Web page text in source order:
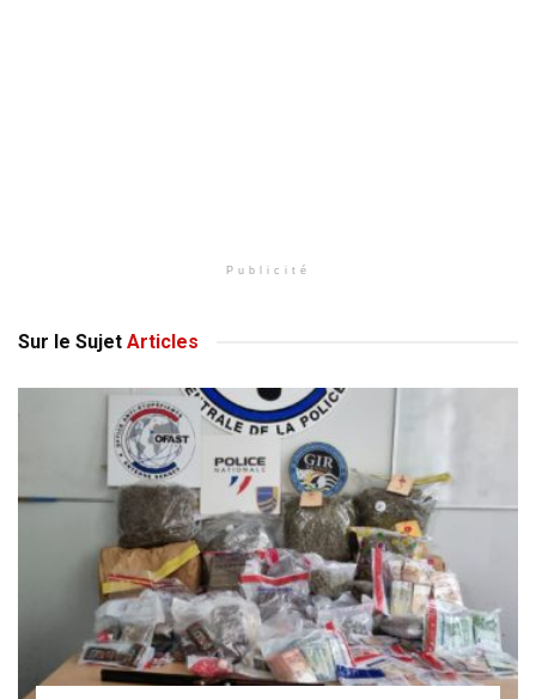
Publicité
Sur le Sujet Articles